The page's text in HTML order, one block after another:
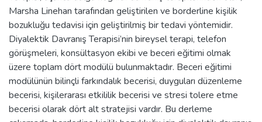
Marsha Linehan tarafından geliştirilen ve borderline kişilik
bozukluğu tedavisi için geliştirilmiş bir tedavi yöntemidir.
Diyalektik Davranış Terapisi’nin bireysel terapi, telefon
görüşmeleri, konsültasyon ekibi ve beceri eğitimi olmak
üzere toplam dört modülü bulunmaktadır. Beceri eğitimi
modülünün bilinçli farkındalık becerisi, duyguları düzenleme
becerisi, kişilerarası etkililik becerisi ve stresi tolere etme
becerisi olarak dört alt stratejisi vardır. Bu derleme